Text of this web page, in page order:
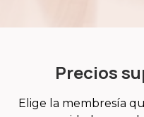
Precios
Elige la membresía